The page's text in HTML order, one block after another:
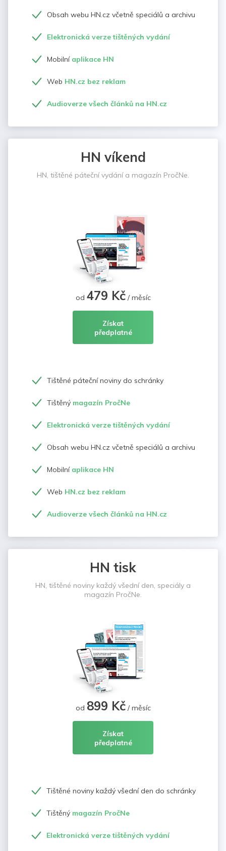
Obsah webu HN.cz včetně speciálů a archivu
Elektronická verze tištěných vydání
Mobilní aplikace HN
Web HN.cz bez reklam
Audioverze všech článků na HN.cz
HN víkend
HN, tištěné páteční vydání a magazín PročNe.
od 479 Kč/ měsíc
Získat
předplatné
Tištěné páteční noviny do schránky
Tištěný magazín PročNe
Elektronická verze tištěných vydání
Obsah webu HN.cz včetně speciálů a archivu
Mobilní aplikace HN
Web HN.cz bez reklam
Audioverze všech článků na HN.cz
HN tisk
HN, tištěné noviny každý všední den, speciály a
magazín PročNe.
od 899 Kč/ měsíc
Získat
předplatné
Tištěné noviny každý všední den do schránky
Tištěný magazín PročNe
Elektronická verze tištěných vydání